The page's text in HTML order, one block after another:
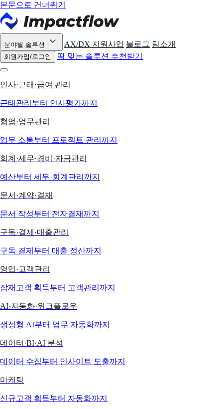
본문으로 건너뛰기
분야별 솔루션 AX/DX 지원사업 블로그 팀소개
회원가입/로그인 딱 맞는 솔루션 추천받기
인사·근태·급여 관리
근태관리부터 인사평가까지
협업·업무관리
업무 소통부터 프로젝트 관리까지
회계·세무·경비·자금관리
예산부터 세무·회계관리까지
문서·계약·결재
문서 작성부터 전자결재까지
구독·결제·매출관리
구독 결제부터 매출 정산까지
영업·고객관리
잠재고객 획득부터 고객관리까지
AI·자동화·워크플로우
생성형 AI부터 업무 자동화까지
데이터·BI·AI 분석
데이터 수집부터 인사이트 도출까지
마케팅
신규고객 획득부터 자동화까지